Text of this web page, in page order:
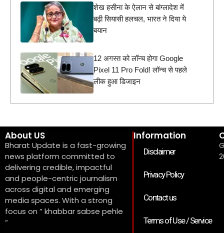
शेख हसीना के ऐलान से बांग्लादेश में
बढ़ी सियासी हलचल, भारत ने दिया ये
बयान
12 अगस्त को लॉन्च होगा Google
Pixel 11 Pro Fold! लॉन्च से पहले
लीक हुआ डिजाइन
About US
Bharat Update is a fast-growing
news platform committed to
delivering credible, impactful
and people-centric journalism
across digital and emerging
media spaces. With a strong
focus on ” khabbar sabse pehle
“
Information
Disclaimer
Privacy Policy
Contact us
Terms of Use / Service